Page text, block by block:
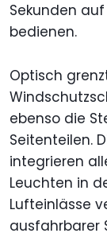
Sekunden
bedienen.
Optisch
ebenso die
Seitenteilen.
integrieren
Leuchten in
Lufteinlässe
ausfahrbarer